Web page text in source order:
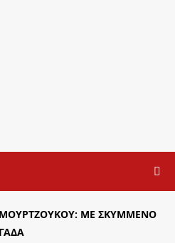
ΜΕ ΣΚΥΜΜΈΝΟ